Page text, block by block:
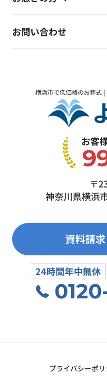
お問い合わせ
横浜市で低価格のお葬式
お客
〒
神奈川県横浜
資料請求
24時間年中無休
プライバシーポ